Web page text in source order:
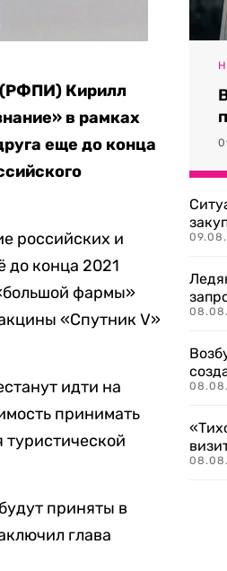
(РФПИ) Кирилл
в рамках
еще до конца
российских и
до конца 2021
фармы»
«Спутник V»
идти на
принимать
приняты в
глава